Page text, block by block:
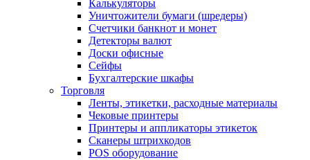
Калькуляторы
Уничтожители бумаги (шредеры)
Счетчики банкнот и монет
Детекторы валют
Доски офисные
Сейфы
Бухгалтерские шкафы
Торговля
Ленты, этикетки, расходные материалы
Чековые принтеры
Принтеры и аппликаторы этикеток
Сканеры штрихкодов
POS оборудование